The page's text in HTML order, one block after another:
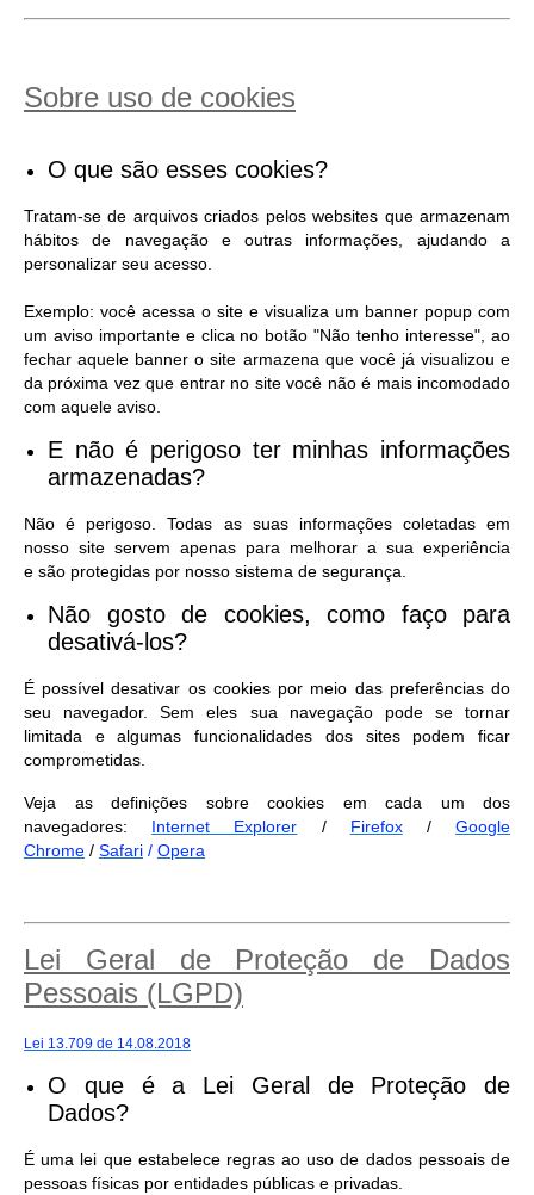
Sobre uso de cookies
O que são esses cookies?
Tratam-se de arquivos criados pelos websites que armazenam
hábitos de navegação e outras informações, ajudando a
personalizar seu acesso.
Exemplo: você acessa o site e visualiza um banner popup com
um aviso importante e clica no botão "Não tenho interesse", ao
fechar aquele banner o site armazena que você já visualizou e
da próxima vez que entrar no site você não é mais incomodado
com aquele aviso.
E não é perigoso ter minhas informações
armazenadas?
Não é perigoso. Todas as suas informações coletadas em
nosso site servem apenas para melhorar a sua experiência
e são protegidas por nosso sistema de segurança.
Não gosto de cookies, como faço para
desativá-los?
É possível desativar os cookies por meio das preferências do
seu navegador. Sem eles sua navegação pode se tornar
limitada e algumas funcionalidades dos sites podem ficar
comprometidas.
Veja as definições sobre cookies em cada um dos
navegadores: Internet Explorer / Firefox/Google
Chrome / Safari / Opera
Lei Geral de Proteção de Dados
Pessoais (LGPD)
Lei 13.709 de 14.08.2018
O que é a Lei Geral de Proteção de
Dados?
É uma lei que estabelece regras ao uso de dados pessoais de
pessoas físicas por entidades públicas e privadas.